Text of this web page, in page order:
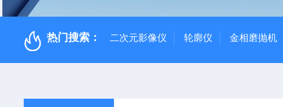
热门搜索： 二次元影像仪 轮廓仪 金相磨抛机